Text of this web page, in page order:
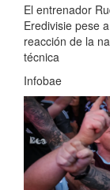
El entrenador
Eredivisie pese
reacción de la
técnica
Infobae